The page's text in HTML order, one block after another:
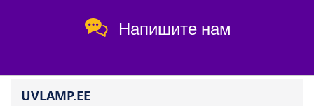
Напишите нам
UVLAMP.EE